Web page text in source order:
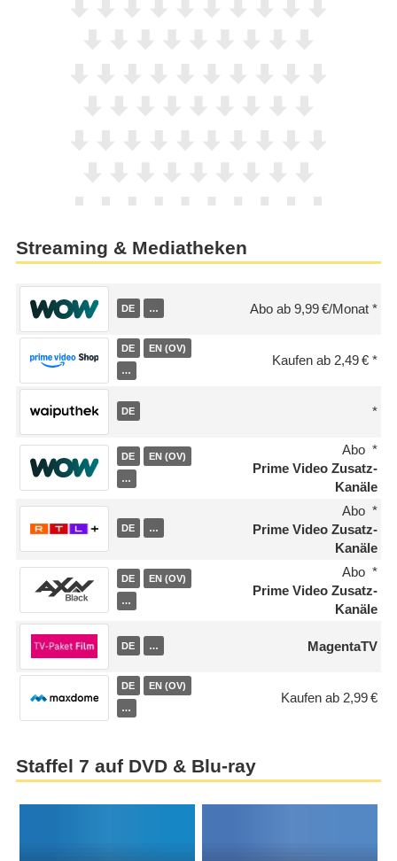
Streaming & Mediatheken
DE … Abo ab 9,99 €/Monat
DE EN (OV)
…
Kaufen ab 2,49 €
DE
DE EN (OV)
…
Abo
Prime Video Zusatz-
Kanäle
DE …
Abo
Prime Video Zusatz-
Kanäle
DE EN (OV)
…
Abo
Prime Video Zusatz-
Kanäle
DE … MagentaTV
DE EN (OV)
…
Kaufen ab 2,99 €
Staffel 7 auf DVD & Blu-ray